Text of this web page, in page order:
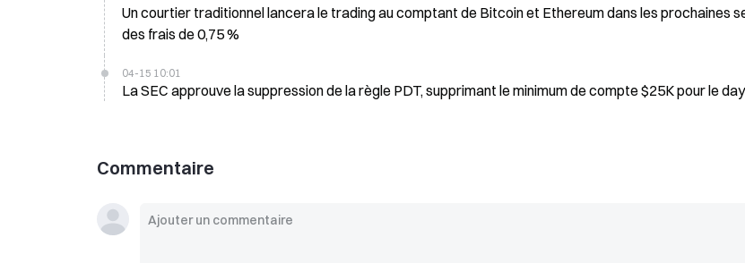
Un courtier traditionnel lancera le trading au comptant de Bitcoin et Ethereum dans les prochaines
des frais de 0,75 %
04-15 10:01
La SEC approuve la suppression de la règle PDT,
Commentaire